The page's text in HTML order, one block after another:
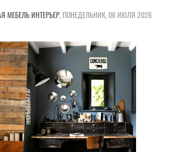
МЕБЕЛЬИНТЕРЬЕР,ПОНЕДЕЛЬНИК, 06 ИЮЛЯ 2026